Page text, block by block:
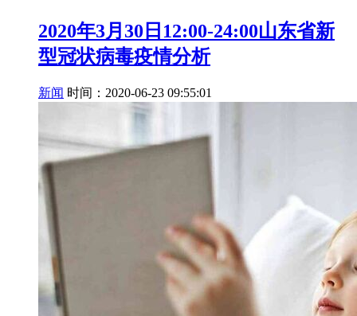
2020年3月30日12:00-24:00山东省新
型冠状病毒疫情分析
新闻 时间：2020-06-23 09:55:01